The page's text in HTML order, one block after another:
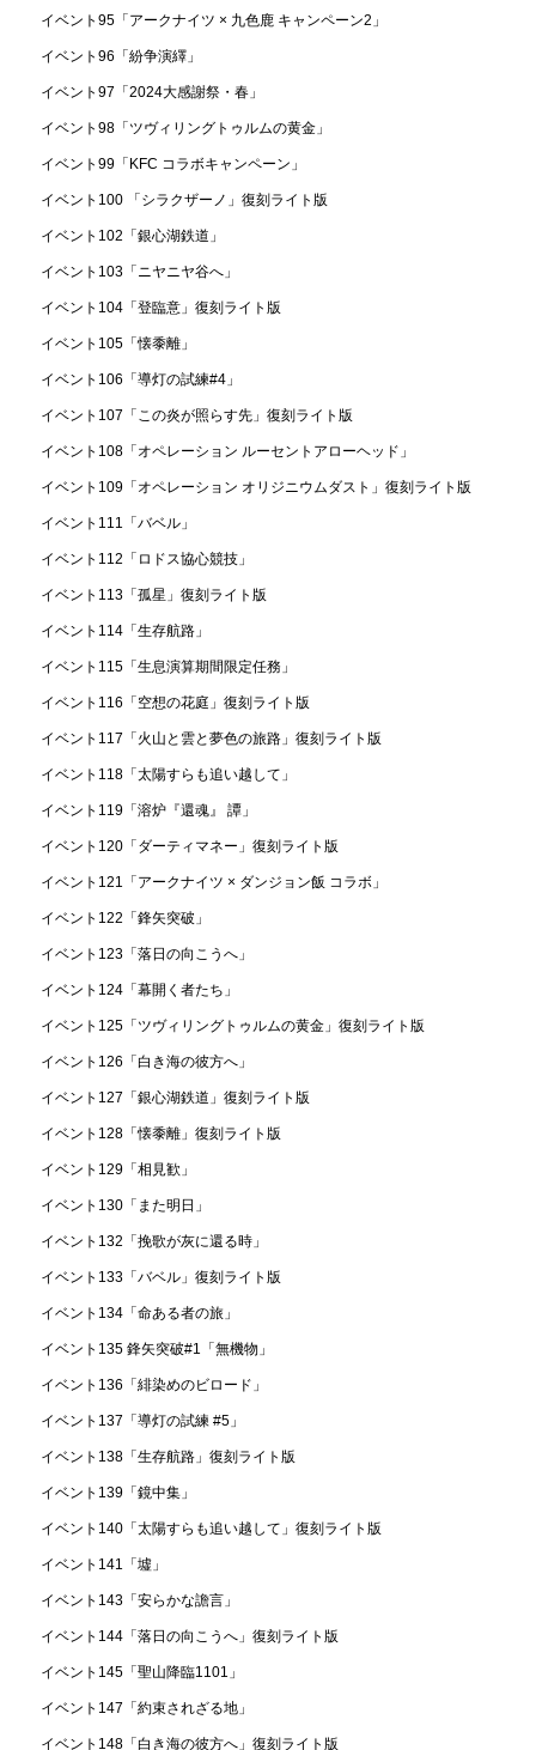
イベント95「アークナイツ × 九色鹿 キャンペーン2」
イベント96「紛争演繹」
イベント97「2024大感謝祭・春」
イベント98「ツヴィリングトゥルムの黄金」
イベント99「KFC コラボキャンペーン」
イベント100 「シラクザーノ」復刻ライト版
イベント102「銀心湖鉄道」
イベント103「ニヤニヤ谷へ」
イベント104「登臨意」復刻ライト版
イベント105「懐黍離」
イベント106「導灯の試練#4」
イベント107「この炎が照らす先」復刻ライト版
イベント108「オペレーション ルーセントアローヘッド」
イベント109「オペレーション オリジニウムダスト」復刻ライト版
イベント111「バベル」
イベント112「ロドス協心競技」
イベント113「孤星」復刻ライト版
イベント114「生存航路」
イベント115「生息演算期間限定任務」
イベント116「空想の花庭」復刻ライト版
イベント117「火山と雲と夢色の旅路」復刻ライト版
イベント118「太陽すらも追い越して」
イベント119「溶炉『還魂』 譚」
イベント120「ダーティマネー」復刻ライト版
イベント121「アークナイツ × ダンジョン飯 コラボ」
イベント122「鋒矢突破」
イベント123「落日の向こうへ」
イベント124「幕開く者たち」
イベント125「ツヴィリングトゥルムの黄金」復刻ライト版
イベント126「白き海の彼方へ」
イベント127「銀心湖鉄道」復刻ライト版
イベント128「懐黍離」復刻ライト版
イベント129「相見歓」
イベント130「また明日」
イベント132「挽歌が灰に還る時」
イベント133「バベル」復刻ライト版
イベント134「命ある者の旅」
イベント135 鋒矢突破#1「無機物」
イベント136「緋染めのビロード」
イベント137「導灯の試練 #5」
イベント138「生存航路」復刻ライト版
イベント139「鏡中集」
イベント140「太陽すらも追い越して」復刻ライト版
イベント141「墟」
イベント143「安らかな譫言」
イベント144「落日の向こうへ」復刻ライト版
イベント145「聖山降臨1101」
イベント147「約束されざる地」
イベント148「白き海の彼方へ」復刻ライト版